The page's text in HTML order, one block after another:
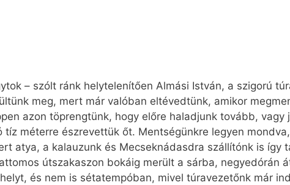
– szólt ránk helytelenítően Almási István, a szigorú
meg, mert már valóban eltévedtünk, amikor
azon töprengtünk, hogy előre haladjunk tovább,
tíz méterre észrevettük őt. Mentségünkre legyen
atya, a kalauzunk és Mecseknádasdra szállítónk is így
útszakaszon bokáig merült a sárba, negyedórán
és nem is sétatempóban, mivel túravezetőnk már